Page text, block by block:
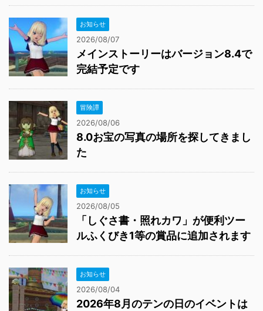
8.0お宝の写真の場所を探してきまし
た
お知らせ
2026/08/05
「しぐさ書・照れカワ」が便利ツー
ルふくびき1等の賞品に追加されます
2026/08/04
2026年8月のテンの日のイベントは
「夏のフレンド探し隊！」です
当サイトはリンクフリーです
このページでは、株式会社スクウェア・エニックス
を代表とする共同著作者が権利を所有する画像を利
用しております。